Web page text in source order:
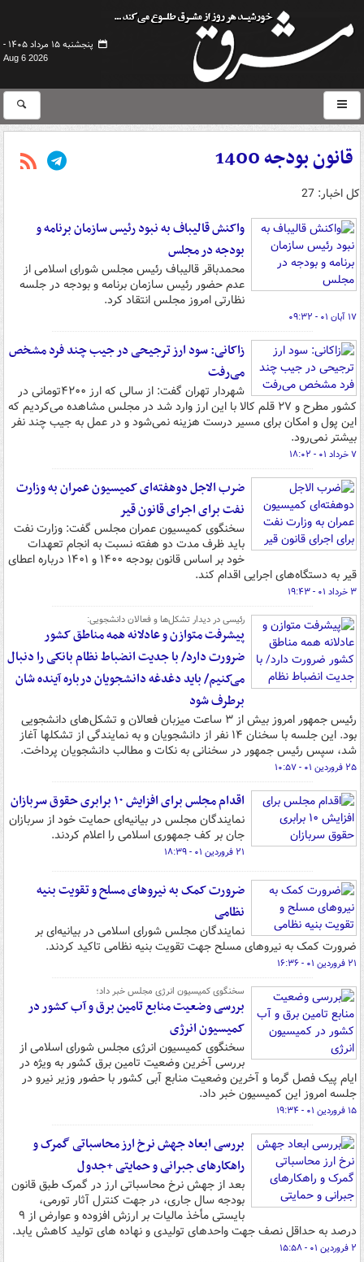
پنجشنبه ۱۵ مرداد ۱۴۰۵ -
Aug 6 2026
قانون بودجه 1400
کل اخبار: 27
واکنش قالیباف به نبود رئیس سازمان برنامه و
بودجه در مجلس
محمدباقر قالیباف رئیس مجلس شورای اسلامی از
عدم حضور رئیس سازمان برنامه و بودجه در جلسه
نظارتی امروز مجلس انتقاد کرد.
۱۷ آبان ۰۱ - ۰۹:۳۲
زاکانی: سود ارز ترجیحی در جیب چند فرد مشخص
می‌رفت
شهردار تهران گفت: از سالی که ارز ۴۲۰۰تومانی در
کشور مطرح و ۲۷ قلم کالا با این ارز وارد شد در مجلس مشاهده می‌کردیم که
این پول و امکان برای مسیر درست هزینه نمی‌شود و در عمل به جیب چند نفر
بیشتر نمی‌رود.
۷ خرداد ۰۱ - ۱۸:۰۲
ضرب الاجل دوهفته‌ای کمیسیون عمران به وزارت
نفت برای اجرای قانون قیر
سخنگوی کمیسیون عمران مجلس گفت: وزارت نفت
باید ظرف مدت دو هفته نسبت به انجام تعهدات
خود بر اساس قانون بودجه ۱۴۰۰ و ۱۴۰۱ درباره اعطای
قیر به دستگاه‌های اجرایی اقدام کند.
۳ خرداد ۰۱ - ۱۹:۴۳
رئیسی در دیدار تشکل‌ها و فعالان دانشجویی:
پیشرفت متوازن و عادلانه همه مناطق کشور
ضرورت دارد/ با جدیت انضباط نظام بانکی را دنبال
می‌کنیم/ باید دغدغه دانشجویان درباره آینده شان
برطرف شود
رئیس جمهور امروز بیش از ۳ ساعت میزبان فعالان و تشکل‌های دانشجویی
بود. این جلسه با سخنان ۱۴ نفر از دانشجویان و به نمایندگی از تشکلها آغاز
شد، سپس رئیس جمهور در سخنانی به نکات و مطالب دانشجویان پرداخت.
۲۵ فروردین ۰۱ - ۱۰:۵۷
اقدام مجلس برای افزایش ۱۰ برابری حقوق سربازان
نمایندگان مجلس در بیانیه‌ای حمایت خود از سربازان
جان بر کف جمهوری اسلامی را اعلام کردند.
۲۱ فروردین ۰۱ - ۱۸:۳۹
ضرورت کمک به نیروهای مسلح و تقویت بنیه
نظامی
نمایندگان مجلس شورای اسلامی در بیانیه‌ای بر
ضرورت کمک به نیروهای مسلح جهت تقویت بنیه نظامی تاکید کردند.
۲۱ فروردین ۰۱ - ۱۶:۳۶
سخنگوی کمیسیون انرژی مجلس خبر داد؛
بررسی وضعیت منابع تامین برق و آب کشور در
کمیسیون انرژی
سخنگوی کمیسیون انرژی مجلس شورای اسلامی از
بررسی آخرین وضعیت تامین برق کشور به ویژه در
ایام پیک فصل گرما و آخرین وضعیت منابع آبی کشور با حضور وزیر نیرو در
جلسه امروز این کمیسیون خبر داد.
۱۵ فروردین ۰۱ - ۱۹:۳۴
بررسی ابعاد جهش نرخ ارز محاسباتی گمرک و
راهکارهای جبرانی و حمایتی +جدول
بعد از جهش نرخ محاسباتی ارز در گمرک طبق قانون
بودجه سال جاری، در جهت کنترل آثار تورمی،
بایستی مأخذ مالیات بر ارزش افزوده و عوارض از ۹
درصد به حداقل نصف جهت واحدهای تولیدی و نهاده های تولید کاهش یابد.
۲ فروردین ۰۱ - ۱۵:۵۸